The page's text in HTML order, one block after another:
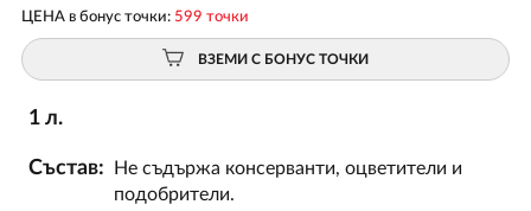
ЦЕНА в бонус точки: 599 точки
ВЗЕМИ С БОНУС ТОЧКИ
1 л.
Състав:
Не съдържа консерванти, оцветители и
подобрители.